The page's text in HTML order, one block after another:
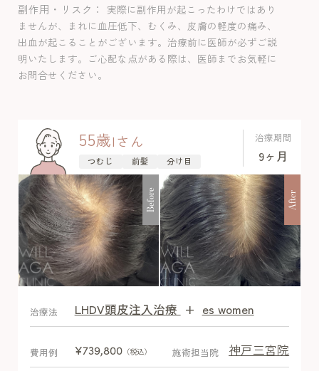
LHDV注射で治療開始しましたが、過去に
動悸の出現があるためミノキシジル内服
は半量から投与して様子をみました。副
作用は認めず通常量にして3か月目より効
副作用・リスク
実際に副作用が起こったわけではあり
ませんが、まれに血圧低下、むくみ、皮膚の軽度の痛み、
出血が起こることがございます。治療前に医師が必ずご説
明いたします。ご心配な点がある際は、医師までお気軽に
お問合せください。
55歳Iさん
つむじ 前髪 分け目
治療期間
9ヶ月
Before After
After
治療法 LHDV頭皮注入治療 + es women
費用例 ¥739,800（税込） 施術担当院 神戸三宮院